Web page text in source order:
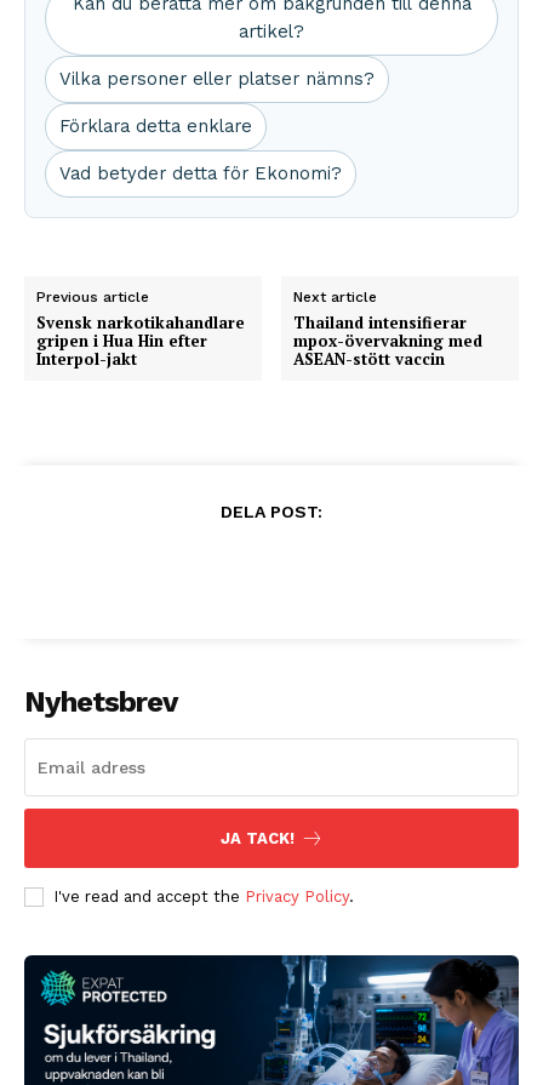
artikel?
Vilka personer eller platser nämns?
Förklara detta enklare
Vad betyder detta för Ekonomi?
Previous article
Svensk narkotikahandlare
gripen i Hua Hin efter
Interpol-jakt
Next article
Thailand intensifierar
mpox-övervakning med
ASEAN-stött vaccin
DELA POST:
Nyhetsbrev
JA TACK!
I've read and accept the Privacy Policy.